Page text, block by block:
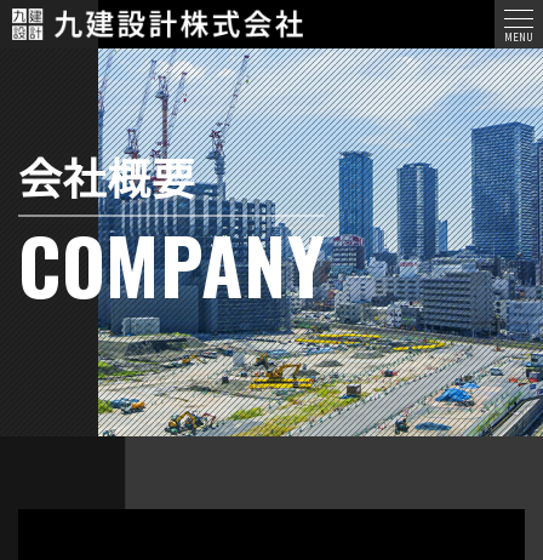
会社概要
COMPANY
メ
ニ
ュ
ー
MENU